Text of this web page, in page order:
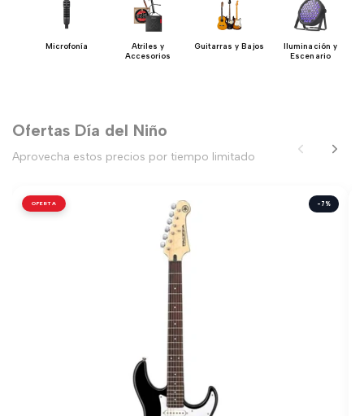
Microfonía
Atriles y
Accesorios
Guitarras y Bajos
Iluminación y
Escenario
Ofertas Día del Niño
Aprovecha estos precios por tiempo limitado
OFERTA -7%